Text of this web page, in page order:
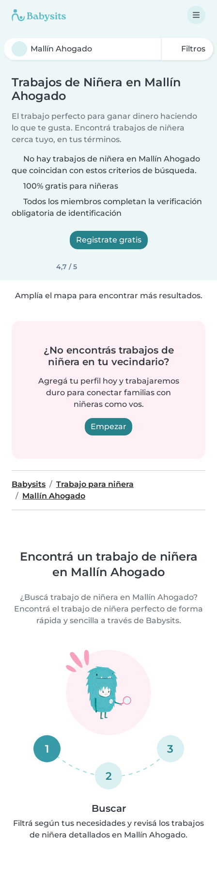
Filtros
Trabajos de Niñera en Mallín
Ahogado
El trabajo perfecto para ganar dinero haciendo
lo que te gusta. Encontrá trabajos de niñera
cerca tuyo, en tus términos.
No hay trabajos de niñera en Mallín Ahogado
que coincidan con estos criterios de búsqueda.
100% gratis para niñeras
Todos los miembros completan la verificación
obligatoria de identificación
Registrate gratis
4,7 / 5
Amplía el mapa para encontrar más resultados.
¿No encontrás trabajos de
niñera en tu vecindario?
Agregá tu perfil hoy y trabajaremos
duro para conectar familias con
niñeras como vos.
Empezar
Babysits
Trabajo para niñera
Mallín Ahogado
Encontrá un trabajo de niñera
en Mallín Ahogado
¿Buscá trabajo de niñera en Mallín Ahogado?
Encontrá el trabajo de niñera perfecto de forma
rápida y sencilla a través de Babysits.
1
2
3
Buscar
Filtrá según tus necesidades y revisá los trabajos
de niñera detallados en Mallín Ahogado.